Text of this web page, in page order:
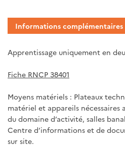
Informations complémentaires
Apprentissage uniquement en
Fiche RNCP 38401
Moyens matériels : Plateaux
matériel et appareils
du domaine d’activité, salles
Centre d’informations et de
sur site.